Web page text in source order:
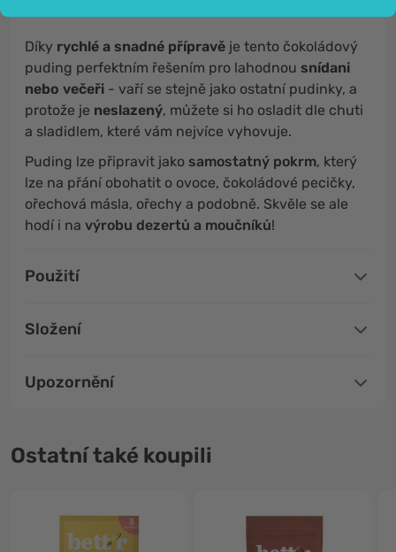
Díky rychlé a snadné přípravě je tento čokoládový
puding perfektním řešením pro lahodnou snídani
nebo večeři - vaří se stejně jako ostatní pudinky, a
protože je neslazený, můžete si ho osladit dle chuti
a sladidlem, které vám nejvíce vyhovuje.
Puding lze připravit jako samostatný pokrm, který
lze na přání obohatit o ovoce, čokoládové pecičky,
ořechová másla, ořechy a podobně. Skvěle se ale
hodí i na výrobu dezertů a moučníků!
Použití
Složení
Upozornění
Ostatní také koupili